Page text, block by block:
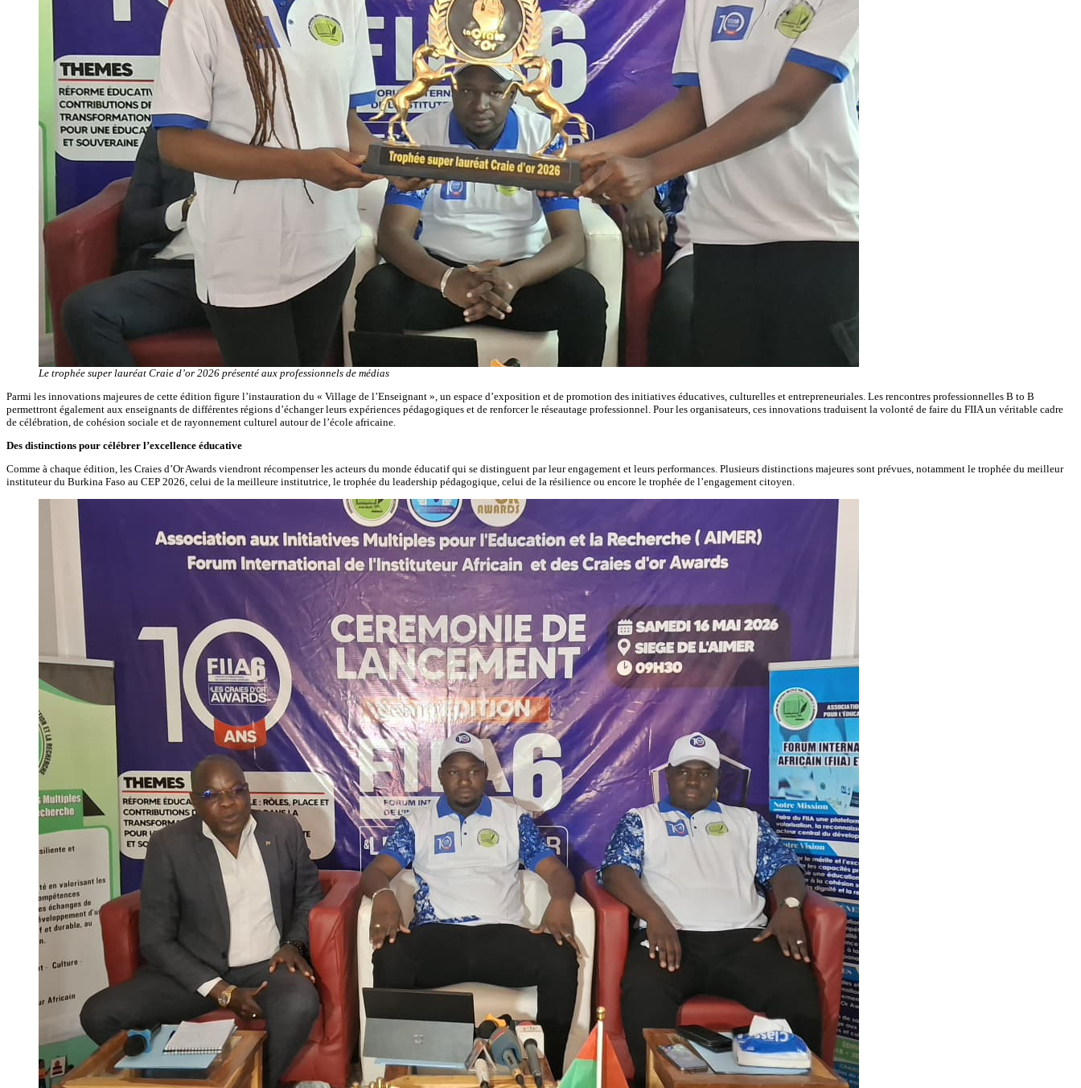
Le trophée super lauréat Craie d’or 2026 présenté aux professionnels de médias
Parmi les innovations majeures de cette édition figure l’instauration du « Village de l’Enseignant », un espace d’exposition et de promotion des initiatives éducatives, culturelles et entrepreneuriales. Les rencontres professionnelles B to B
permettront également aux enseignants de différentes régions d’échanger leurs expériences pédagogiques et de renforcer le réseautage professionnel. Pour les organisateurs, ces innovations traduisent la volonté de faire du FIIA un véritable cadre
de célébration, de cohésion sociale et de rayonnement culturel autour de l’école africaine.
Des distinctions pour célébrer l’excellence éducative
Comme à chaque édition, les Craies d’Or Awards viendront récompenser les acteurs du monde éducatif qui se distinguent par leur engagement et leurs performances. Plusieurs distinctions majeures sont prévues, notamment le trophée du meilleur
instituteur du Burkina Faso au CEP 2026, celui de la meilleure institutrice, le trophée du leadership pédagogique, celui de la résilience ou encore le trophée de l’engagement citoyen.